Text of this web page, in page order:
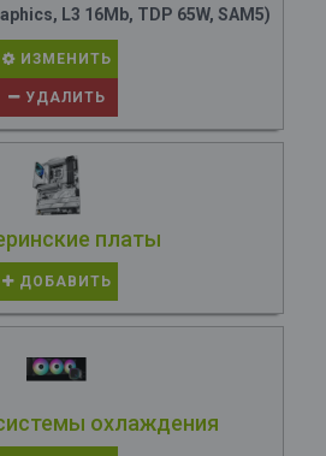
L3 16Mb, TDP 65W, SAM5)
ИЗМЕНИТЬ
УДАЛИТЬ
платы
ДОБАВИТЬ
охлаждения